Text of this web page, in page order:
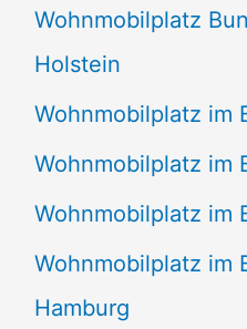
Wohnmobilplatz
Holstein
Wohnmobilplatz im
Wohnmobilplatz im
Wohnmobilplatz im
Wohnmobilplatz im
Hamburg